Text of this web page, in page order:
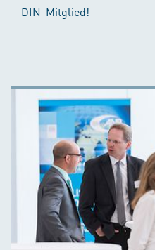
DIN-Mitglied!